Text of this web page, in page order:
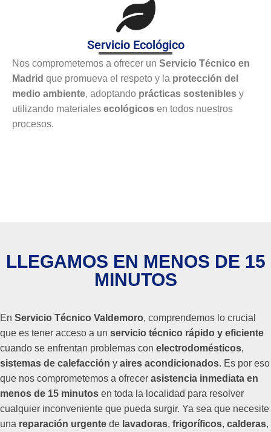
Servicio Ecológico
Nos comprometemos a ofrecer un Servicio Técnico en
Madrid que promueva el respeto y la protección del
medio ambiente, adoptando prácticas sostenibles y
utilizando materiales ecológicos en todos nuestros
procesos.
LLEGAMOS EN MENOS DE 15
MINUTOS
En Servicio Técnico Valdemoro, comprendemos lo crucial
que es tener acceso a un servicio técnico rápido y eficiente
cuando se enfrentan problemas con electrodomésticos,
sistemas de calefacción y aires acondicionados. Es por eso
que nos comprometemos a ofrecer asistencia inmediata en
menos de 15 minutos en toda la localidad para resolver
cualquier inconveniente que pueda surgir. Ya sea que necesite
una reparación urgente de lavadoras, frigoríficos, calderas,